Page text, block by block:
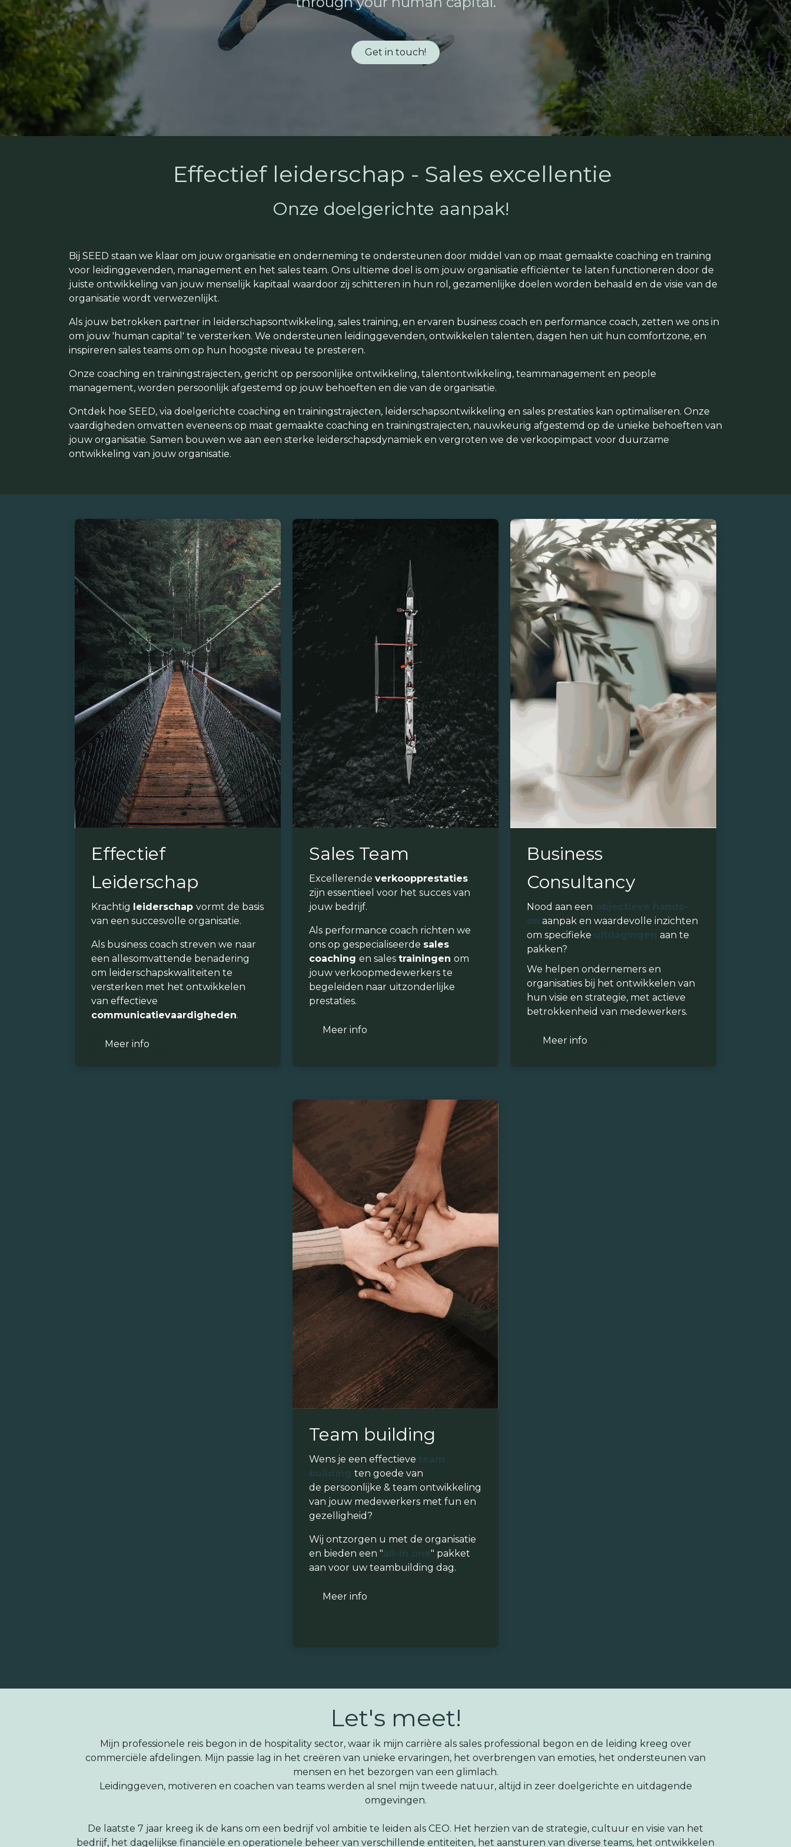
Get in touch!
Effectief leiderschap - Sales excellentie
Onze doelgerichte aanpak!
Bij SEED staan we klaar om jouw organisatie en onderneming te ondersteunen door middel van op maat gemaakte coaching en training
voor leidinggevenden, management en het sales team. Ons ultieme doel is om jouw organisatie efficiënter te laten functioneren door de
juiste ontwikkeling van jouw menselijk kapitaal waardoor zij schitteren in hun rol, gezamenlijke doelen worden behaald en de visie van de
organisatie wordt verwezenlijkt.
Als jouw betrokken partner in leiderschapsontwikkeling, sales training, en ervaren business coach en performance coach, zetten we ons in
om jouw 'human capital' te versterken. We ondersteunen leidinggevenden, ontwikkelen talenten, dagen hen uit hun comfortzone, en
inspireren sales teams om op hun hoogste niveau te presteren.
Onze coaching en trainingstrajecten, gericht op persoonlijke ontwikkeling, talentontwikkeling, teammanagement en people
management, worden persoonlijk afgestemd op jouw behoeften en die van de organisatie.
Ontdek hoe SEED, via doelgerichte coaching en trainingstrajecten, leiderschapsontwikkeling en sales prestaties kan optimaliseren. Onze
vaardigheden omvatten eveneens op maat gemaakte coaching en trainingstrajecten, nauwkeurig afgestemd op de unieke behoeften van
jouw organisatie. Samen bouwen we aan een sterke leiderschapsdynamiek en vergroten we de verkoopimpact voor duurzame
ontwikkeling van jouw organisatie.
Sales Team
Excellerende verkoopprestaties
zijn essentieel voor het succes van
jouw bedrijf.
Als performance coach richten we
ons op gespecialiseerde sales
coaching en sales trainingen om
jouw verkoopmedewerkers te
begeleiden naar uitzonderlijke
prestaties.
Meer info
Business
Consultancy
Nood aan een
aanpak en waardevolle inzichten
om specifieke
aan te
pakken?
We helpen ondernemers en
organisaties bij het ontwikkelen van
hun visie en strategie, met actieve
betrokkenheid van medewerkers.
Meer info
Effectief
Leiderschap
Krachtig leiderschap vormt de basis
van een succesvolle organisatie.
Als business coach streven we naar
een allesomvattende benadering
om leiderschapskwaliteiten te
versterken met het ontwikkelen
van effectieve
communicatievaardigheden.
Meer info
Team building
Wens je een effectieve
ten goede van
de persoonlijke & team ontwikkeling
van jouw medewerkers met fun en
gezelligheid?
Wij ontzorgen u met de organisatie
en bieden een "
" pakket
aan voor uw teambuilding dag.
Meer info
Let's meet!
Mijn professionele reis begon in de hospitality sector, waar ik mijn carrière als sales professional begon en de leiding kreeg over
commerciële afdelingen. Mijn passie lag in het creëren van unieke ervaringen, het overbrengen van emoties, het ondersteunen van
mensen en het bezorgen van een glimlach.
Leidinggeven, motiveren en coachen van teams werden al snel mijn tweede natuur, altijd in zeer doelgerichte en uitdagende
omgevingen.
De laatste 7 jaar kreeg ik de kans om een bedrijf vol ambitie te leiden als CEO. Het herzien van de strategie, cultuur en visie van het
bedrijf, het dagelijkse financiële en operationele beheer van verschillende entiteiten, het aansturen van diverse teams, het ontwikkelen